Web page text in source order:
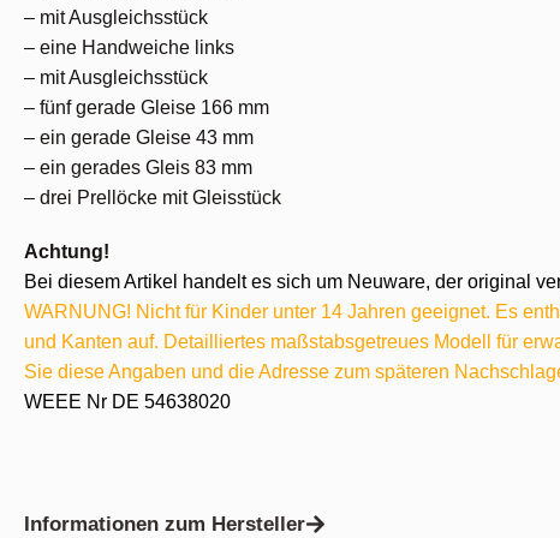
– mit Ausgleichsstück
– eine Handweiche links
– mit Ausgleichsstück
– fünf gerade Gleise 166 mm
– ein gerade Gleise 43 mm
– ein gerades Gleis 83 mm
– drei Prellöcke mit Gleisstück
Achtung!
Bei diesem Artikel handelt es sich um Neuware, der original
WARNUNG! Nicht für Kinder unter 14 Jahren geeignet. Es
und Kanten auf. Detailliertes maßstabsgetreues Modell für
Sie diese Angaben und die Adresse zum späteren
WEEE Nr DE 54638020
Informationen zum Hersteller